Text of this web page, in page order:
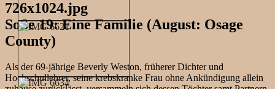
SoSe 19: Eine Familie (August: Osage
County)
Als der 69-jährige Beverly Weston, früherer Dichter und
Hochschullehrer, seine krebskranke Frau ohne Ankündigung allein